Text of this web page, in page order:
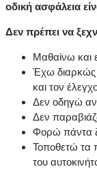
οδική ασφάλεια
Δεν πρέπει να
Μαθαίνω και
Έχω διαρκώς
και τον
Δεν οδηγώ
Δεν
Φορώ πάντα
Τοποθετώ τα
του